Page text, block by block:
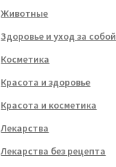
Животные
Здоровье и уход за собой
Косметика
Красота и здоровье
Красота и косметика
Лекарства
Лекарства без рецепта